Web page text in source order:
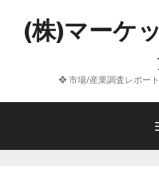
へ
(株)マーケ
❖ 市場/産業調査レポー